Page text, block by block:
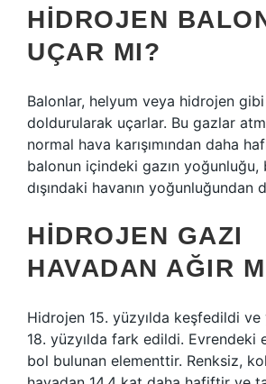
HIDROJEN
UÇAR MI?
Balonlar, helyum veya hidrojen
doldurularak uçarlar. Bu gazlar
normal hava karışımından daha
balonun içindeki gazın yoğunluğu,
dışındaki havanın yoğunluğundan
HIDROJEN GAZI
HAVADAN AĞIR
Hidrojen 15. yüzyılda keşfedildi ve
18. yüzyılda fark edildi. Evrendeki
bol bulunan elementtir. Renksiz,